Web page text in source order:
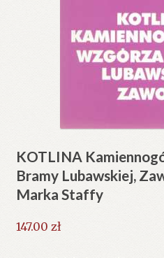
KOTLINA
Bramy Lubawskiej,
Marka Staffy
147.00 zł